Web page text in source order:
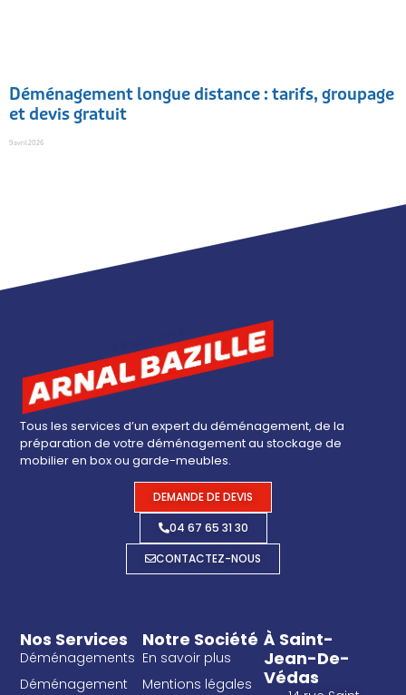
Déménagement longue distance : tarifs, groupage
et devis gratuit
9 avril 2026
Tous les services d’un expert du déménagement, de la
préparation de votre déménagement au stockage de
mobilier en box ou garde-meubles.
DEMANDE DE DEVIS
04 67 65 31 30
CONTACTEZ-NOUS
Nos Services
Déménagements
Déménagement
Notre Société
En savoir plus
Mentions légales
À Saint-
Jean-De-
Védas